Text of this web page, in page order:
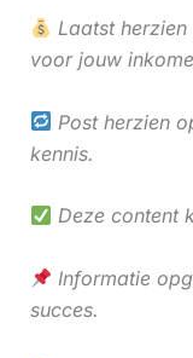
Laatst
voor jouw
Post herzien
kennis.
Deze content
Informatie
succes.